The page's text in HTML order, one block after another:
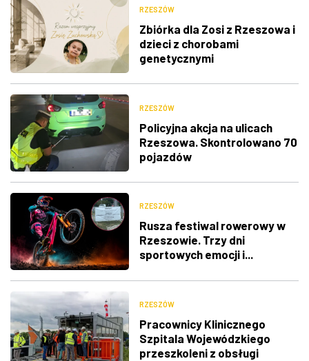
RZESZÓW
Zbiórka dla Zosi z Rzeszowa i
dzieci z chorobami
genetycznymi
RZESZÓW
Policyjna akcja na ulicach
Rzeszowa. Skontrolowano 70
pojazdów
RZESZÓW
Rusza festiwal rowerowy w
Rzeszowie. Trzy dni
sportowych emocji i...
RZESZÓW
Pracownicy Klinicznego
Szpitala Wojewódzkiego
przeszkoleni z obsługi